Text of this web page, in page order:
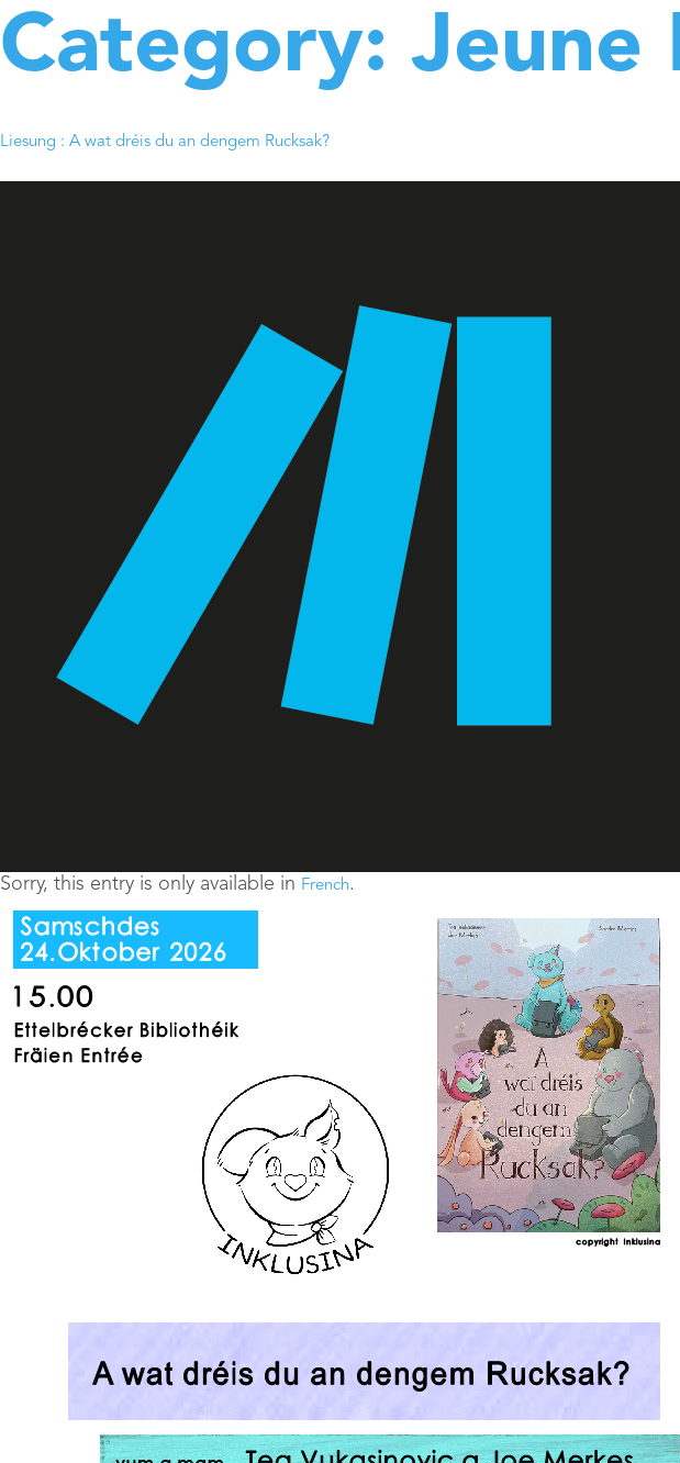
Category:Jeune
Liesung : A wat dréis du an dengem Rucksak?
Sorry, this entry is only available in French.